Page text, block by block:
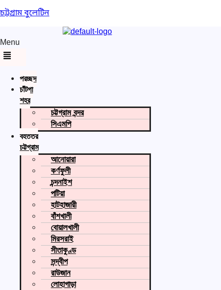
চট্টগ্রাম বুলেটিন
Menu
প্রচ্ছদ
চাঁটগা
শহর
চট্টগ্রাম বন্দর
সিএমপি
বৃহত্তর
চট্টগ্রাম
আনোয়ারা
কর্ণফুলী
চন্দনাইশ
পটিয়া
হাটহাজারী
বাঁশখালী
বোয়ালখালী
মিরসরাই
সীতাকুণ্ড
সন্দ্বীপ
রাউজান
লোহাগাড়া